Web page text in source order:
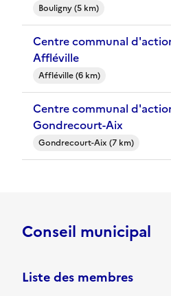
Bouligny (5 km)
Centre communal d'action sociale (CCAS) -
Affléville
Affléville (6 km)
Centre communal d'action sociale (CCAS) -
Gondrecourt-Aix
Gondrecourt-Aix (7 km)
Conseil municipal
Liste des membres